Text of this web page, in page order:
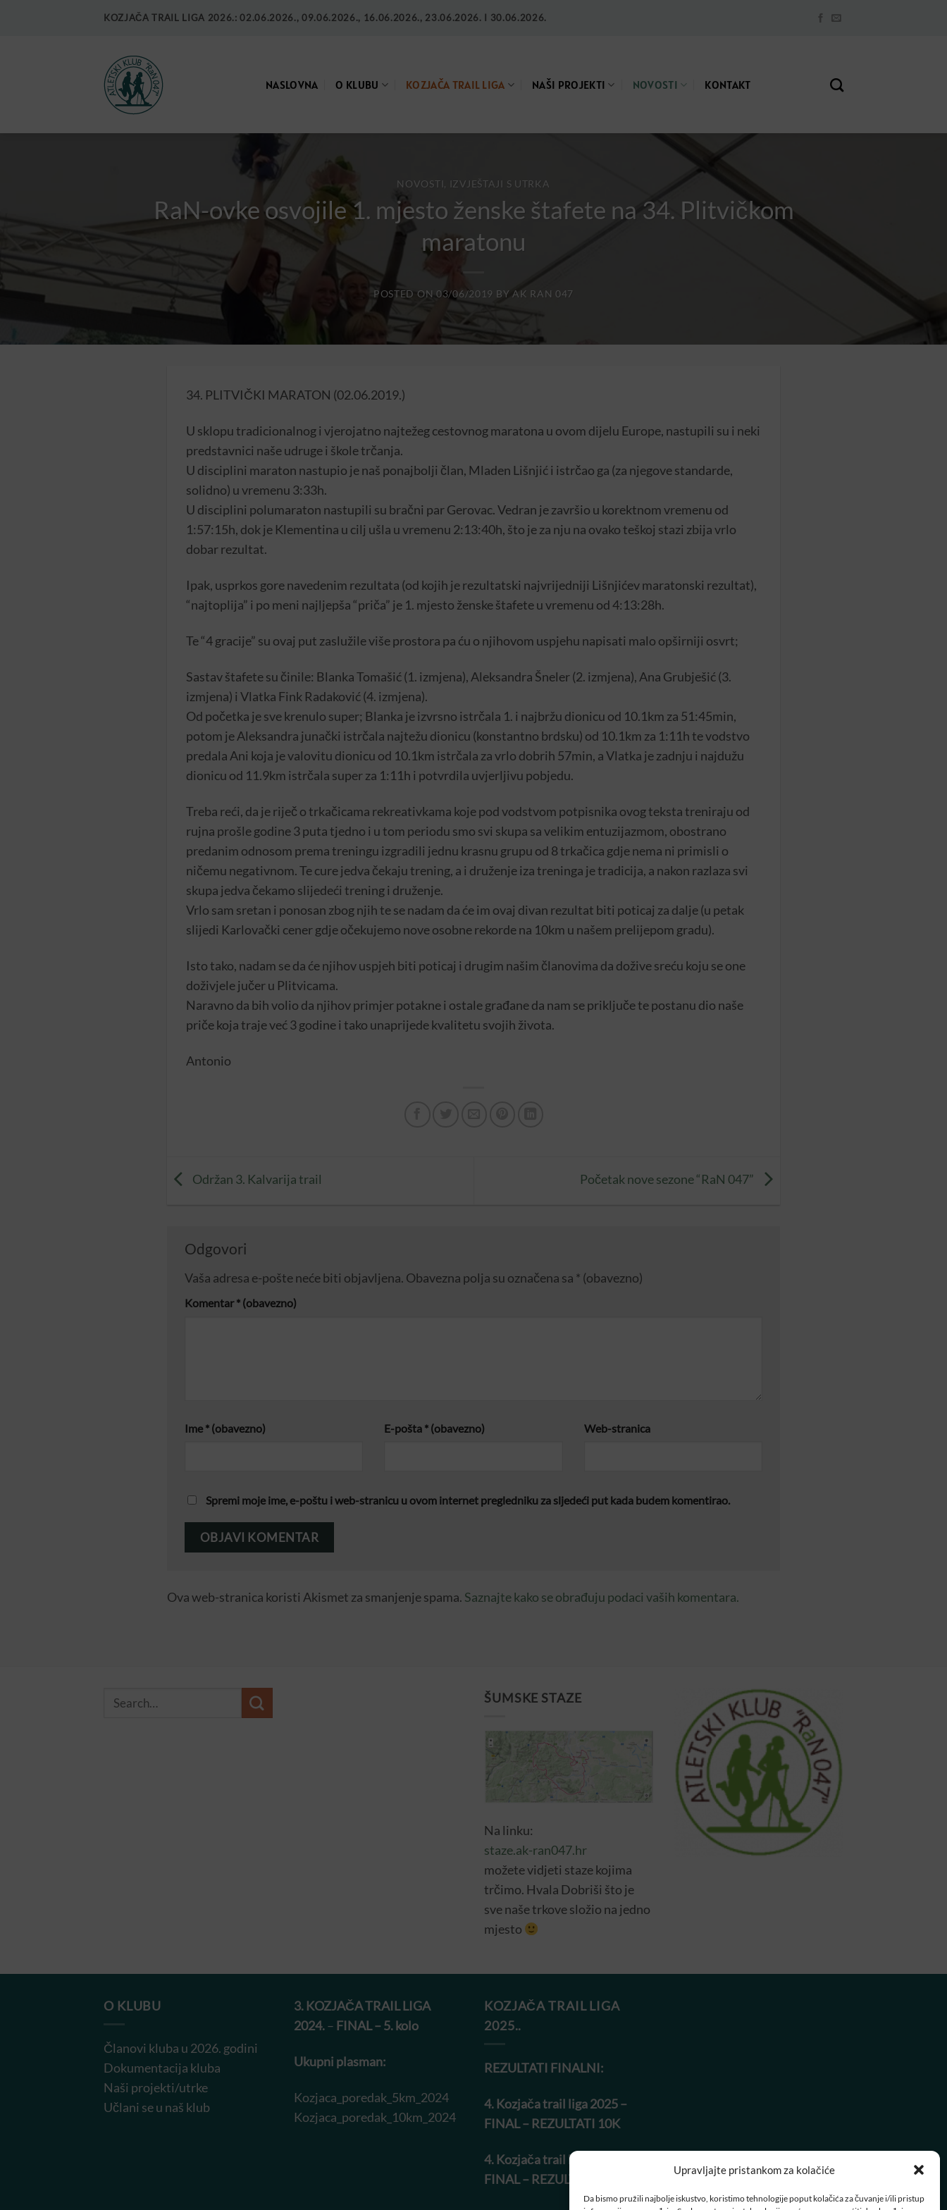
Upravljajte pristankom za kolačiće
Da bismo pružili najbolje iskustvo, koristimo tehnologije poput kolačića za čuvanje i/ili pristup
KOZJAČA TRAIL LIGA 2026.: 02.06.2026., 09.06.2026., 16.06.2026., 23.06.2026. I 30.06.2026.
NASLOVNA O KLUBU KOZJAČA TRAIL LIGA NAŠI PROJEKTI NOVOSTI KONTAKT
NOVOSTI, IZVJEŠTAJI S UTRKA
RaN-ovke osvojile 1. mjesto ženske štafete na 34. Plitvičkom
maratonu
POSTED ON 03/06/2019 BYAK RAN 047
34. PLITVIČKI MARATON (02.06.2019.)
U sklopu tradicionalnog i vjerojatno najtežeg cestovnog maratona u ovom dijelu Europe, nastupili su i neki
predstavnici naše udruge i škole trčanja.
U disciplini maraton nastupio je naš ponajbolji član, Mladen Lišnjić i istrčao ga (za njegove standarde,
solidno) u vremenu 3:33h.
U disciplini polumaraton nastupili su bračni par Gerovac. Vedran je završio u korektnom vremenu od
1:57:15h, dok je Klementina u cilj ušla u vremenu 2:13:40h, što je za nju na ovako teškoj stazi zbija vrlo
dobar rezultat.
Ipak, usprkos gore navedenim rezultata (od kojih je rezultatski najvrijedniji Lišnjićev maratonski rezultat),
“najtoplija” i po meni najljepša “priča” je 1. mjesto ženske štafete u vremenu od 4:13:28h.
Te “4 gracije” su ovaj put zaslužile više prostora pa ću o njihovom uspjehu napisati malo opširniji osvrt;
Sastav štafete su činile: Blanka Tomašić (1. izmjena), Aleksandra Šneler (2. izmjena), Ana Grubješić (3.
izmjena) i Vlatka Fink Radaković (4. izmjena).
Od početka je sve krenulo super; Blanka je izvrsno istrčala 1. i najbržu dionicu od 10.1km za 51:45min,
potom je Aleksandra junački istrčala najtežu dionicu (konstantno brdsku) od 10.1km za 1:11h te vodstvo
predala Ani koja je valovitu dionicu od 10.1km istrčala za vrlo dobrih 57min, a Vlatka je zadnju i najdužu
dionicu od 11.9km istrčala super za 1:11h i potvrdila uvjerljivu pobjedu.
Treba reći, da je riječ o trkačicama rekreativkama koje pod vodstvom potpisnika ovog teksta treniraju od
rujna prošle godine 3 puta tjedno i u tom periodu smo svi skupa sa velikim entuzijazmom, obostrano
predanim odnosom prema treningu izgradili jednu krasnu grupu od 8 trkačica gdje nema ni primisli o
ničemu negativnom. Te cure jedva čekaju trening, a i druženje iza treninga je tradicija, a nakon razlaza svi
skupa jedva čekamo slijedeći trening i druženje.
Vrlo sam sretan i ponosan zbog njih te se nadam da će im ovaj divan rezultat biti poticaj za dalje (u petak
slijedi Karlovački cener gdje očekujemo nove osobne rekorde na 10km u našem prelijepom gradu).
Isto tako, nadam se da će njihov uspjeh biti poticaj i drugim našim članovima da dožive sreću koju se one
doživjele jučer u Plitvicama.
Naravno da bih volio da njihov primjer potakne i ostale građane da nam se priključe te postanu dio naše
priče koja traje već 3 godine i tako unaprijede kvalitetu svojih života.
Antonio
Održan 3. Kalvarija trail Početak nove sezone “RaN 047”
Odgovori
Vaša adresa e-pošte neće biti objavljena. Obavezna polja su označena sa * (obavezno)
Komentar* (obavezno)
Ime * (obavezno) E-pošta * (obavezno) Web-stranica
Spremi moje ime, e-poštu i web-stranicu u ovom internet pregledniku za sljedeći put kada budem komentirao.
Ova web-stranica koristi Akismet za smanjenje spama. Saznajte kako se obrađuju podaci vaših komentara.
ŠUMSKE STAZE
Na linku:
staze.ak-ran047.hr
možete vidjeti staze kojima
trčimo. Hvala Dobriši što je
sve naše trkove složio na jedno
mjesto
O KLUBU
Članovi kluba u 2026. godini
Dokumentacija kluba
Naši projekti/utrke
Učlani se u naš klub
3. KOZJAČA TRAIL LIGA
2024.– FINAL – 5. kolo
Ukupni plasman:
Kozjaca_poredak_5km_2024
Kozjaca_poredak_10km_2024
KOZJAČA TRAIL LIGA
2025..
REZULTATI FINALNI:
4. Kozjača trail liga 2025 –
FINAL – REZULTATI 10K
4. Kozjača trail liga 2025 –
FINAL – REZULTATI 5K